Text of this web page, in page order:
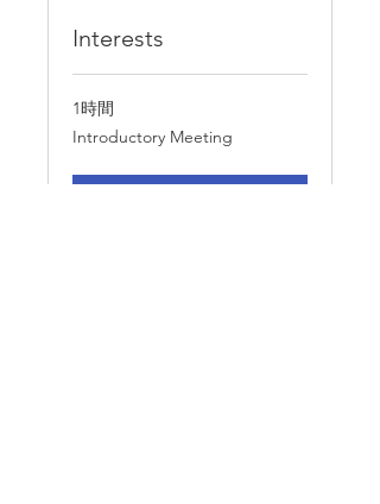
Interests
1時間
Introductory
Meeting
Introductory Meeting